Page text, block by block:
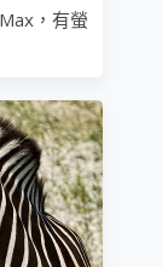
，有螢